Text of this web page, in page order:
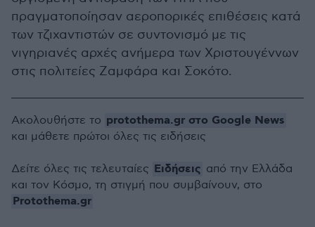
πραγματοποίησαν αεροπορικές επιθέσεις κατά
των τζιχαντιστών σε συντονισμό με τις
νιγηριανές αρχές ανήμερα των Χριστουγέννων
στις πολιτείες Ζαμφάρα και Σοκότο.
Ακολουθήστε το protothema.gr στο Google News
και μάθετε πρώτοι όλες τις ειδήσεις
Δείτε όλες τις τελευταίες Ειδήσεις από την Ελλάδα
και τον Κόσμο, τη στιγμή που συμβαίνουν, στο
Protothema.gr